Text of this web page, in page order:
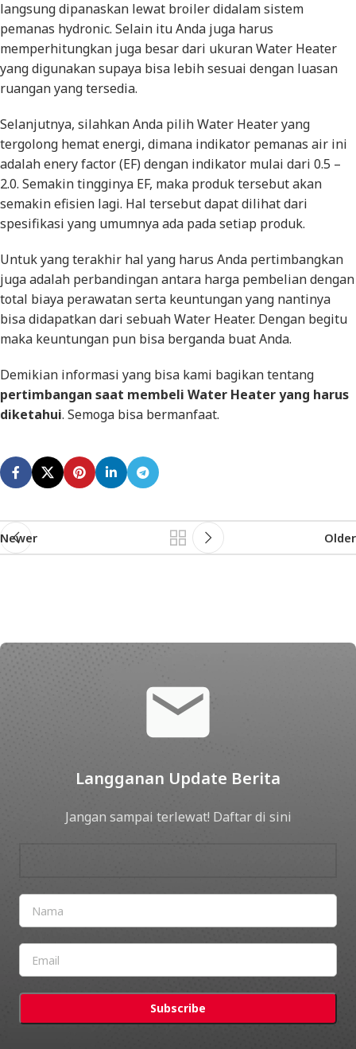
langsung dipanaskan lewat broiler didalam sistem
pemanas hydronic. Selain itu Anda juga harus
memperhitungkan juga besar dari ukuran Water Heater
yang digunakan supaya bisa lebih sesuai dengan luasan
ruangan yang tersedia.
Selanjutnya, silahkan Anda pilih Water Heater yang
tergolong hemat energi, dimana indikator pemanas air ini
adalah enery factor (EF) dengan indikator mulai dari 0.5 –
2.0. Semakin tingginya EF, maka produk tersebut akan
semakin efisien lagi. Hal tersebut dapat dilihat dari
spesifikasi yang umumnya ada pada setiap produk.
Untuk yang terakhir hal yang harus Anda pertimbangkan
juga adalah perbandingan antara harga pembelian dengan
total biaya perawatan serta keuntungan yang nantinya
bisa didapatkan dari sebuah Water Heater. Dengan begitu
maka keuntungan pun bisa berganda buat Anda.
Demikian informasi yang bisa kami bagikan tentang
pertimbangan saat membeli Water Heater yang harus
diketahui. Semoga bisa bermanfaat.
Newer Older
Langganan Update Berita
Jangan sampai terlewat! Daftar di sini